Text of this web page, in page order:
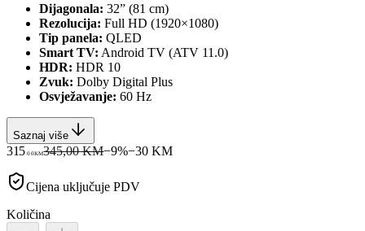
Dijagonala: 32” (81 cm)
Rezolucija: Full HD (1920×1080)
Tip panela: QLED
Smart TV: Android TV (ATV 11.0)
HDR: HDR 10
Zvuk: Dolby Digital Plus
Osvježavanje: 60 Hz
Saznaj više
315 00KM345,00 KM−9%−30 KM
Cijena uključuje PDV
Količina